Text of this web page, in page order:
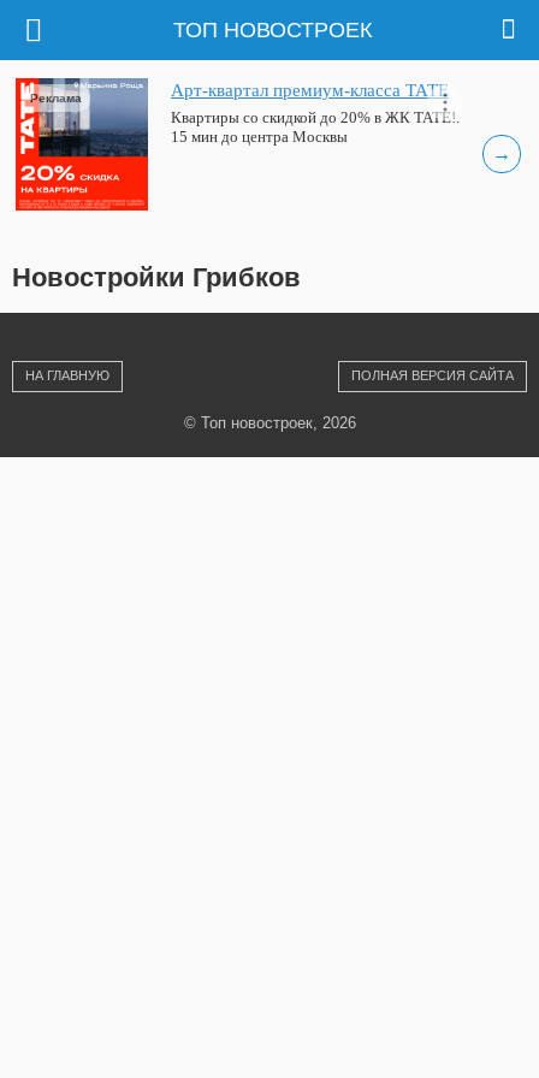
ТОП НОВОСТРОЕК
→
Арт-квартал премиум-класса ТАТЕ
Квартиры со скидкой до 20% в ЖК ТАТЕ!.
15 мин до центра Москвы
Реклама
Новостройки Грибков
НА ГЛАВНУЮ ПОЛНАЯ ВЕРСИЯ САЙТА
© Топ новостроек, 2026